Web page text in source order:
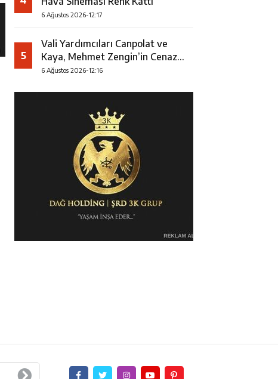
6 Ağustos 2026-12:17
5
Vali Yardımcıları Canpolat ve
Kaya, Mehmet Zengin’in Cenaze
Törenine Katıldı
6 Ağustos 2026-12:16